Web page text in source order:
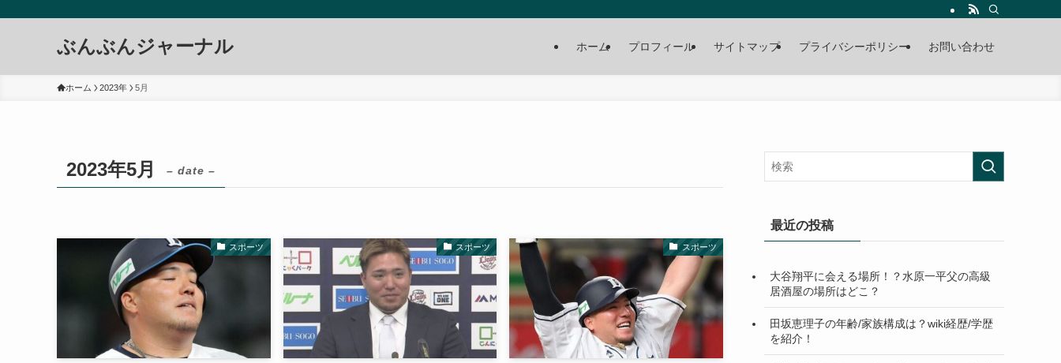
ぶんぶんジャーナル ホーム プロフィール サイトマップ プライバシーポリシー お問い合わせ
ホーム 2023年 5月
2023年5月 – date –
スポーツ スポーツ スポーツ
最近の投稿
大谷翔平に会える場所！？水原一平父の高級
居酒屋の場所はどこ？
田坂恵理子の年齢/家族構成は？wiki経歴/学歴
を紹介！